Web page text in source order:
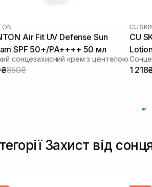
Air Fit UV Defense Sun
SPF 50+/PA++++ 50 мл
сонцезахисний крем з центелою
850₴
CU
CU
1
Захист від